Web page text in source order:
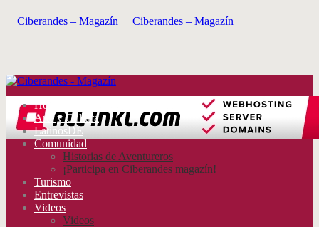
Home
Arte y Cultura
LatinosDE
Comunidad
Historias de Aventureros
¡Participa en Ciberandes magazín!
Turismo
Entrevistas
Videos
Videos